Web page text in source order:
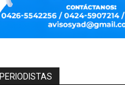
PERIODISTAS